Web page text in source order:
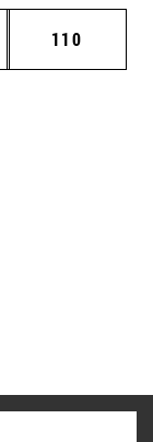
intermedias
Página
110